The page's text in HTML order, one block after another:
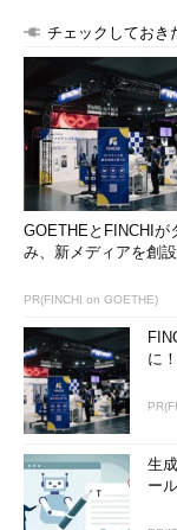
チェックしておき
GOETHEとFINCHIが
み、新メディアを創設
PR(FINCHI on GOETHE)
に！
生
ー